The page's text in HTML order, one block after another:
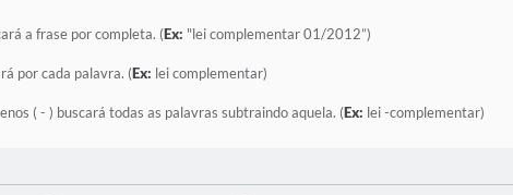
a frase por completa. (Ex: "lei complementar 01/2012”)
por cada palavra. (Ex: lei complementar)
( - ) buscará todas as palavras subtraindo aquela. (Ex: lei -complementar)